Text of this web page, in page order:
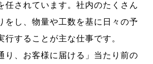
任されています。社内のたくさん
をし、物量や工数を基に日々の予
行することが主な仕事です。
り、お客様に届ける」当たり前の